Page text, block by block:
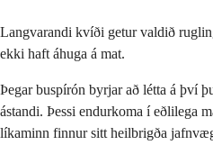
Langvarandi kvíði getur valdið
ekki haft áhuga á mat.
Þegar buspírón byrjar að létta á því
ástandi. Þessi endurkoma í eðlilega
líkaminn finnur sitt heilbrigða